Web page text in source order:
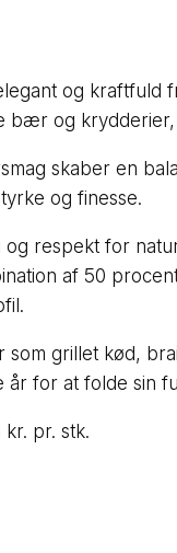
og
bær og
skaber en
og finesse.
respekt for
af 50
grillet kød,
for at folde sin
pr. stk.